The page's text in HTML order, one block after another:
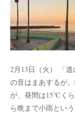
2月13日（火） 「
の音はまあするが
が、昼間は15℃く
ら晩まで小雨とい